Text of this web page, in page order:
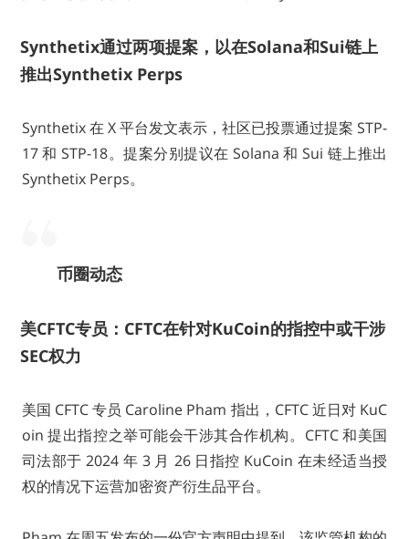
Synthetix通过两项提案，以在Solana和Sui链上
推出Synthetix Perps
Synthetix 在 X 平台发文表示，社区已投票通过提案 STP-
17 和 STP-18。提案分别提议在 Solana 和 Sui 链上推出
Synthetix Perps。
币圈动态
美CFTC专员：CFTC在针对KuCoin的指控中或干涉
SEC权力
美国 CFTC 专员 Caroline Pham 指出，CFTC 近日对 KuC
oin 提出指控之举可能会干涉其合作机构。CFTC 和美国
司法部于 2024 年 3 月 26 日指控 KuCoin 在未经适当授
权的情况下运营加密资产衍生品平台。